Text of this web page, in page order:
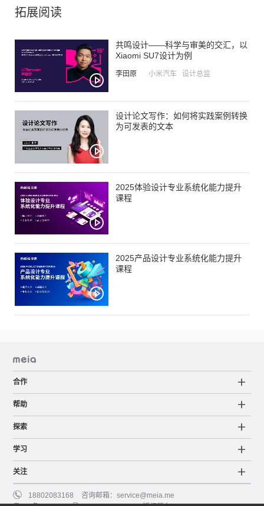
拓展阅读
共鸣设计——科学与审美的交汇，以
Xiaomi SU7设计为例
李田原 小米汽车 设计总监
设计论文写作：如何将实践案例转换
为可发表的文本
2025体验设计专业系统化能力提升
课程
2025产品设计专业系统化能力提升
课程
合作
帮助
探索
学习
关注
18802083168 咨询邮箱：service@meia.me